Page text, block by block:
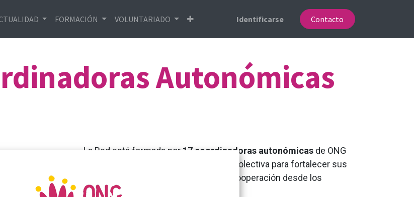
FORMACIÓN VOLUNTARIADO Identificarse Contacto
Autonómicas
La Red está formada por 17 coordinadoras autonómicas de ONG
de Desarrollo que trabajan de manera colectiva para fortalecer sus
actuaciones y defender el valor de la cooperación desde los
territorios.